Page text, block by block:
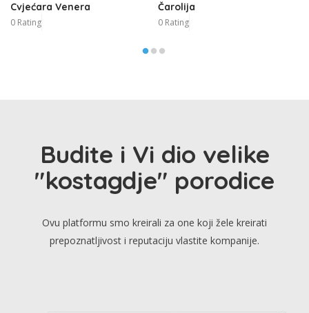
Cvjećara Venera
0 Rating
Čarolija
0 Rating
Budite i Vi dio velike
"kostagdje" porodice
Ovu platformu smo kreirali za one koji žele kreirati
prepoznatljivost i reputaciju vlastite kompanije.